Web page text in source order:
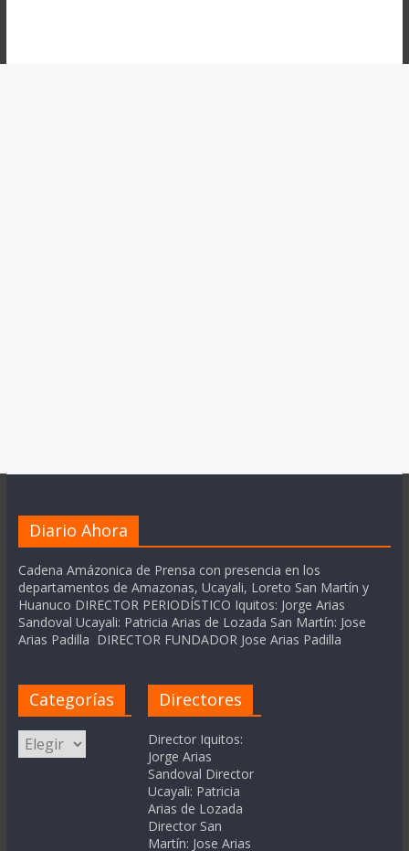
Diario Ahora
Cadena Amázonica de Prensa con presencia en los
departamentos de Amazonas, Ucayali, Loreto San Martín y
Huanuco DIRECTOR PERIODÍSTICO Iquitos: Jorge Arias
Sandoval Ucayali: Patricia Arias de Lozada San Martín: Jose
Arias Padilla DIRECTOR FUNDADOR Jose Arias Padilla
Categorías
Categorías
Directores
Director Iquitos:
Jorge Arias
Sandoval Director
Ucayali: Patricia
Arias de Lozada
Director San
Martín: Jose Arias